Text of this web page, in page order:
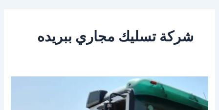
شركة تسليك مجاري ببريده
شفط
بيارات